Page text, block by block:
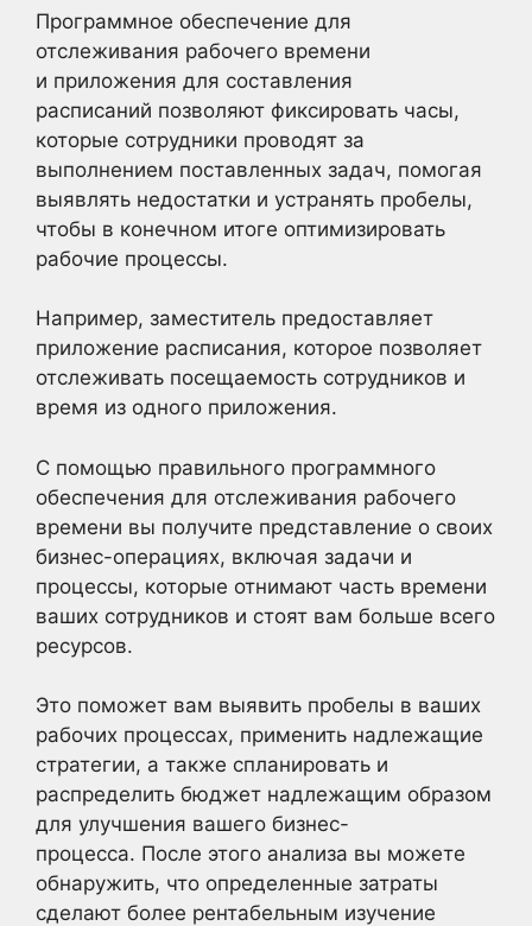
Программное обеспечение для
отслеживания рабочего времени
и приложения для составления
расписаний позволяют фиксировать часы,
которые сотрудники проводят за
выполнением поставленных задач, помогая
выявлять недостатки и устранять пробелы,
чтобы в конечном итоге оптимизировать
рабочие процессы.
Например, заместитель предоставляет
приложение расписания, которое позволяет
отслеживать посещаемость сотрудников и
время из одного приложения.
С помощью правильного программного
обеспечения для отслеживания рабочего
времени вы получите представление о своих
бизнес-операциях, включая задачи и
процессы, которые отнимают часть времени
ваших сотрудников и стоят вам больше всего
ресурсов.
Это поможет вам выявить пробелы в ваших
рабочих процессах, применить надлежащие
стратегии, а также спланировать и
распределить бюджет надлежащим образом
для улучшения вашего бизнес-
процесса. После этого анализа вы можете
обнаружить, что определенные затраты
сделают более рентабельным изучение